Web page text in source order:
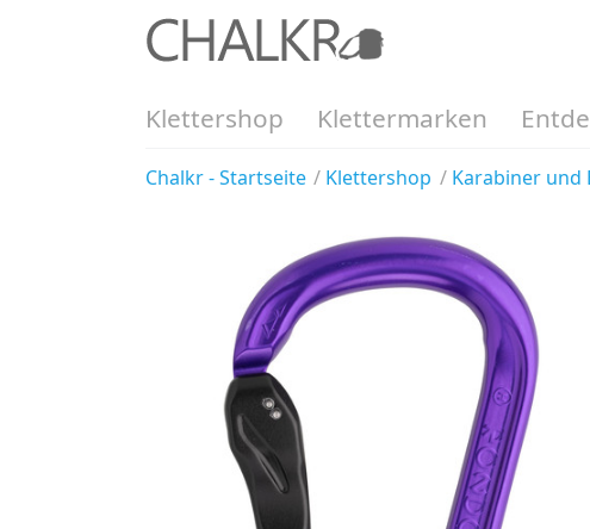
Klettershop Klettermarken
Chalkr - Startseite Klettershop Karabiner und